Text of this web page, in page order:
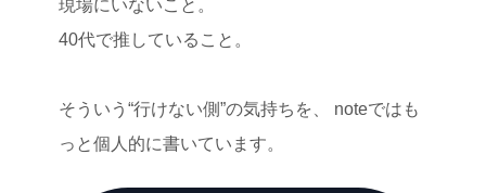
現場にいないこと。
40代で推していること。
そういう“行けない側”の気持ちを、 noteではも
っと個人的に書いています。